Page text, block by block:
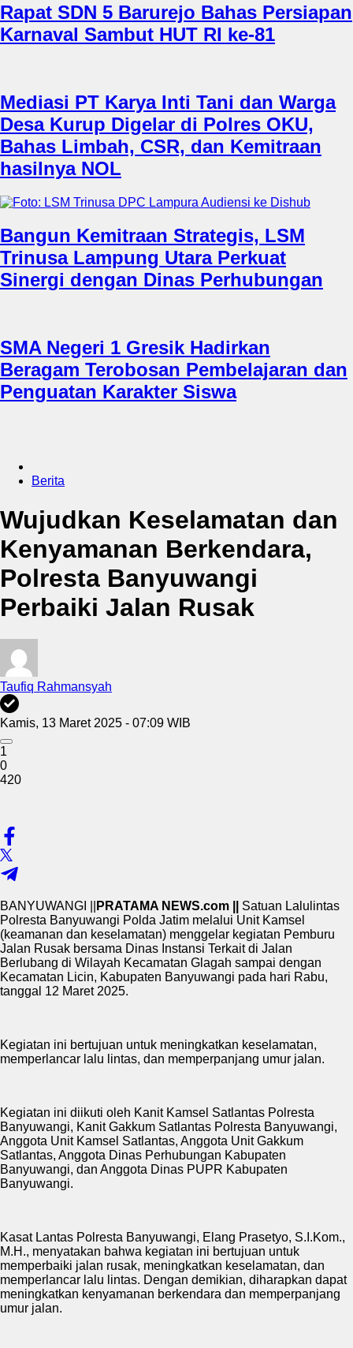
Rapat SDN 5 Barurejo Bahas Persiapan
Karnaval Sambut HUT RI ke-81
Mediasi PT Karya Inti Tani dan Warga
Desa Kurup Digelar di Polres OKU,
Bahas Limbah, CSR, dan Kemitraan
hasilnya NOL
Bangun Kemitraan Strategis, LSM
Trinusa Lampung Utara Perkuat
Sinergi dengan Dinas Perhubungan
SMA Negeri 1 Gresik Hadirkan
Beragam Terobosan Pembelajaran dan
Penguatan Karakter Siswa
Berita
Wujudkan Keselamatan dan
Kenyamanan Berkendara,
Polresta Banyuwangi
Perbaiki Jalan Rusak
Taufiq Rahmansyah
Kamis, 13 Maret 2025 - 07:09 WIB
1
0
420
BANYUWANGI || PRATAMA NEWS.com ||
Satuan Lalulintas
Polresta Banyuwangi Polda Jatim melalui Unit Kamsel
(keamanan dan keselamatan) menggelar kegiatan Pemburu
Jalan Rusak bersama Dinas Instansi Terkait di Jalan
Berlubang di Wilayah Kecamatan Glagah sampai dengan
Kecamatan Licin, Kabupaten Banyuwangi pada hari Rabu,
tanggal 12 Maret 2025.
Kegiatan ini bertujuan untuk meningkatkan keselamatan,
memperlancar lalu lintas, dan memperpanjang umur jalan.
Kegiatan ini diikuti oleh Kanit Kamsel Satlantas Polresta
Banyuwangi, Kanit Gakkum Satlantas Polresta Banyuwangi,
Anggota Unit Kamsel Satlantas, Anggota Unit Gakkum
Satlantas, Anggota Dinas Perhubungan Kabupaten
Banyuwangi, dan Anggota Dinas PUPR Kabupaten
Banyuwangi.
Kasat Lantas Polresta Banyuwangi, Elang Prasetyo, S.I.Kom.,
M.H., menyatakan bahwa kegiatan ini bertujuan untuk
memperbaiki jalan rusak, meningkatkan keselamatan, dan
memperlancar lalu lintas. Dengan demikian, diharapkan dapat
meningkatkan kenyamanan berkendara dan memperpanjang
umur jalan.